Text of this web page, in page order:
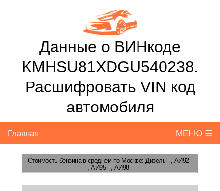
Данные о ВИНкоде
KMHSU81XDGU540238.
Расшифровать VIN код
автомобиля
Главная МЕНЮ ☰
Стоимость бензинав среднем по Москве: Дизель - , АИ92 -
, АИ95 - , АИ98 -